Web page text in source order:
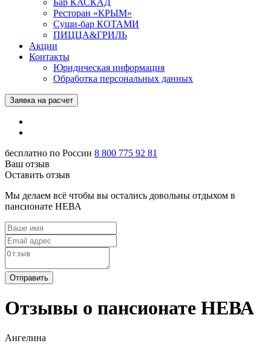
Бар КАСКАД
Ресторан «КРЫМ»
Суши-бар КОТАМИ
ПИЦЦА&ГРИЛЬ
Акции
Контакты
Юридическая информация
Обработка персональных данных
Заявка на расчет
бесплатно по России 8 800 775 92 81
Ваш отзыв
Оставить отзыв
Мы делаем всё чтобы вы остались довольны отдыхом в
пансионате НЕВА
Отправить
Отзывы о пансионате НЕВА
Ангелина